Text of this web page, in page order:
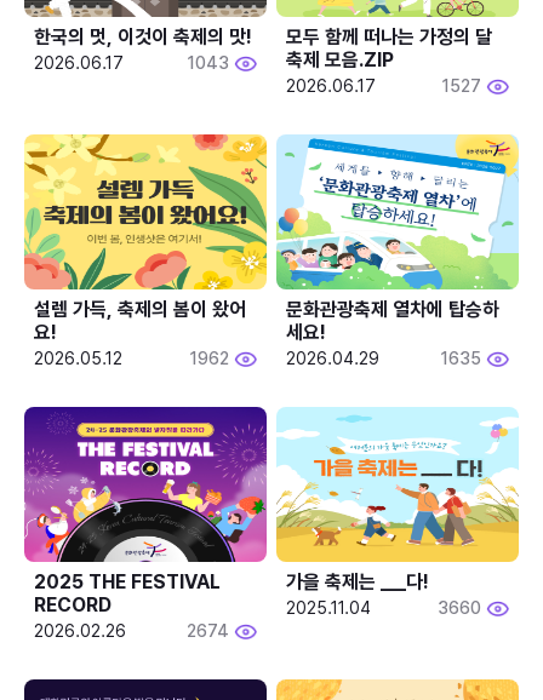
한국의 멋, 이것이 축제의 맛!
2026.06.17 1043
모두 함께 떠나는 가정의 달
축제 모음.ZIP
2026.06.17 1527
설렘 가득, 축제의 봄이 왔어
요!
2026.05.12 1962
문화관광축제 열차에 탑승하
세요!
2026.04.29 1635
2025 THE FESTIVAL
RECORD
2026.02.26 2674
2025.11.04 3660